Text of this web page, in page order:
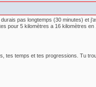
pas longtemps (30 minutes) et
pour 5 kilomètres a 16 kilomètres en
temps et tes progressions. Tu